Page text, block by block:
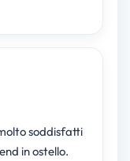
soddisfatti
in ostello.